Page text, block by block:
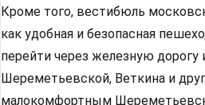
Кроме того, вестибюль
как удобная и безопасная
перейти через железную
Шереметьевской, Веткина и
малокомфортным